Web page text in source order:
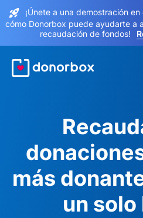
¡Únete a una demostración
cómo Donorbox puede ayudarte a
recaudación de fondos!
más
un solo